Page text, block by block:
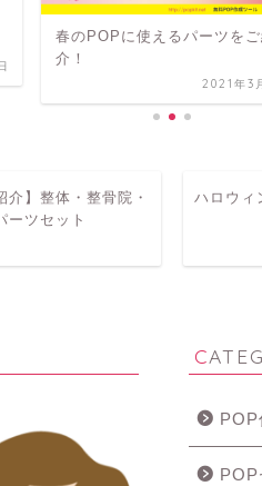
春のPOPに使えるパーツをご
介！
2021年3
介】整体・整骨院・
ーツセット
ハロウィ
POP
POP